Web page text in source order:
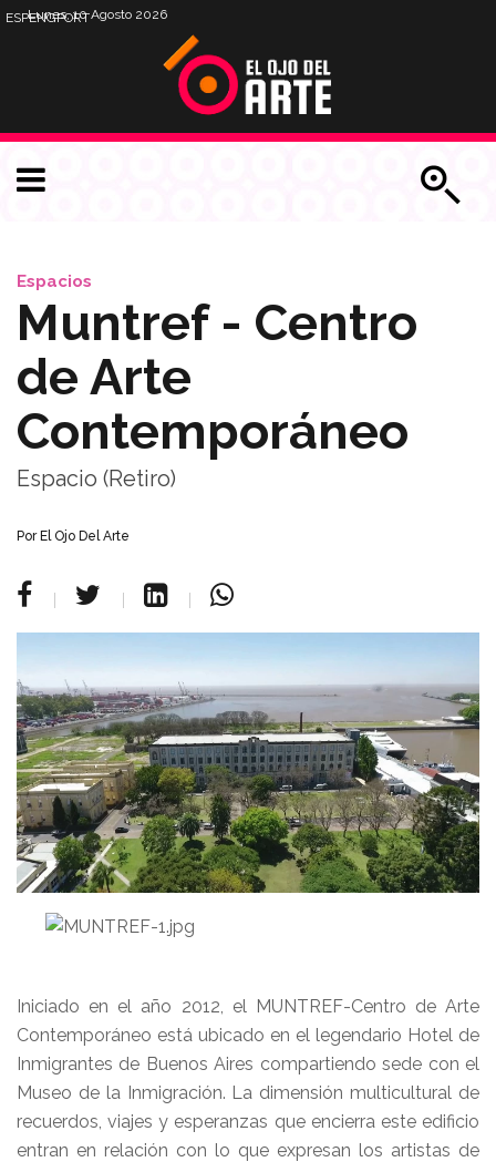
Lunes, 10 Agosto 2026
ESPENGPORT
Espacios
Muntref - Centro
de Arte
Contemporáneo
Espacio (Retiro)
Por El Ojo Del Arte
Iniciado en el año 2012, el MUNTREF-Centro de Arte
Contemporáneo está ubicado en el legendario Hotel de
Inmigrantes de Buenos Aires compartiendo sede con el
Museo de la Inmigración. La dimensión multicultural de
recuerdos, viajes y esperanzas que encierra este edificio
entran en relación con lo que expresan los artistas de